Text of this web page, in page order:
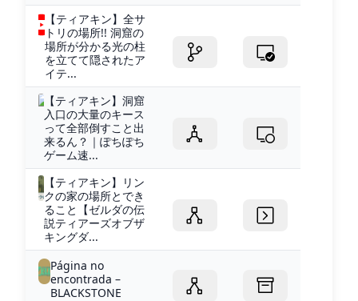
【ティアキン】全サ
トリの場所!! 洞窟の
場所が分かる光の柱
を立てて隠されたア
イテ...
【ティアキン】洞窟
入口の大量のキース
って全部倒すこと出
来るん？｜ぽちぽち
ゲーム速...
【ティアキン】リン
クの家の場所とでき
ること【ゼルダの伝
説ティアーズオブザ
キングダ...
Página no
encontrada –
BLACKSTONE